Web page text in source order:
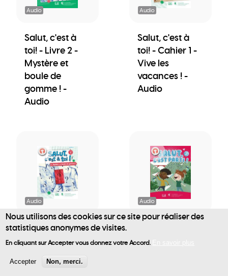
User
account
Audio
Salut, c'est à
toi! - Livre 2 -
Mystère et
boule de
gomme ! -
Audio
Audio
Salut, c'est à
toi! - Cahier 1 -
Vive les
vacances ! -
Audio
Audio
Salut, c'est à
toi! - Cahier 2 -
Mystère et
boule de
Audio
! - Livre de
Nous utilisons des cookies sur ce site pour réaliser des
statistiques anonymes de visites.
En cliquant sur Accepter vous donnez votre Accord.
Accepter Non, merci.